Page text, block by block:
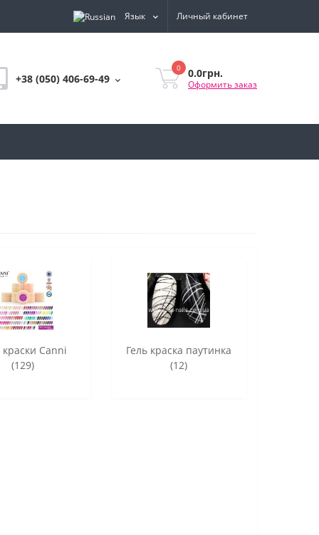
Язык Личный кабинет
+38 (050) 406-69-49
0 0.0грн.
Оформить заказ
краски Canni
(129)
Гель краска паутинка
(12)